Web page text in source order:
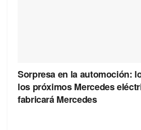
Sorpresa en la automoción:
los próximos Mercedes
fabricará Mercedes